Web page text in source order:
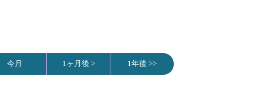
今月 1ヶ月後 > 1年後 >>